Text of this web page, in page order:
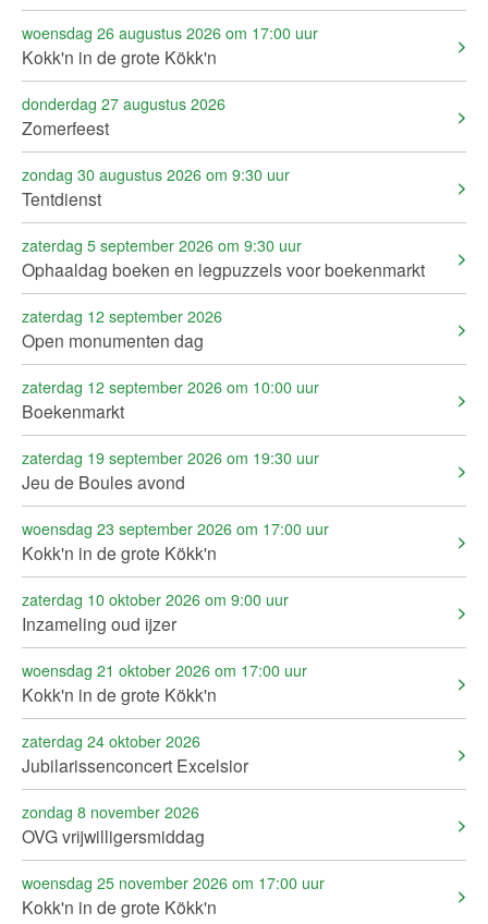
woensdag 26 augustus 2026 om 17:00 uur
Kokk'n in de grote Kökk'n
donderdag 27 augustus 2026
Zomerfeest
zondag 30 augustus 2026 om 9:30 uur
Tentdienst
zaterdag 5 september 2026 om 9:30 uur
Ophaaldag boeken en legpuzzels voor boekenmarkt
zaterdag 12 september 2026
Open monumenten dag
zaterdag 12 september 2026 om 10:00 uur
Boekenmarkt
zaterdag 19 september 2026 om 19:30 uur
Jeu de Boules avond
woensdag 23 september 2026 om 17:00 uur
Kokk'n in de grote Kökk'n
zaterdag 10 oktober 2026 om 9:00 uur
Inzameling oud ijzer
woensdag 21 oktober 2026 om 17:00 uur
Kokk'n in de grote Kökk'n
zaterdag 24 oktober 2026
Jubilarissenconcert Excelsior
zondag 8 november 2026
OVG vrijwilligersmiddag
woensdag 25 november 2026 om 17:00 uur
Kokk'n in de grote Kökk'n